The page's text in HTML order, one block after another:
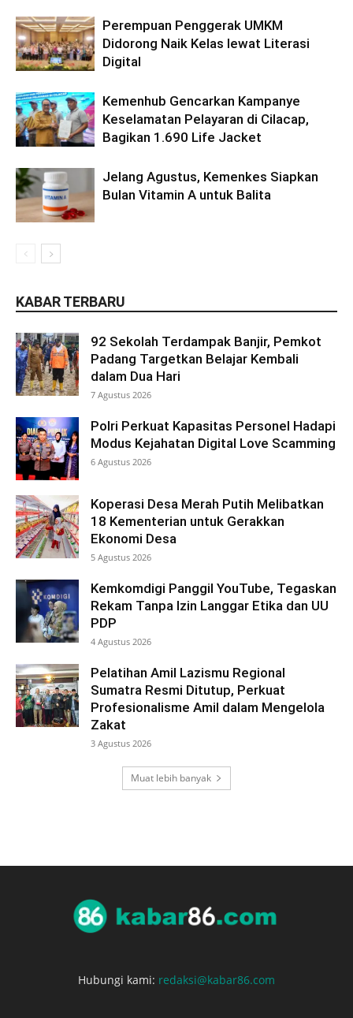
Perempuan Penggerak UMKM
Didorong Naik Kelas lewat Literasi
Digital
Kemenhub Gencarkan Kampanye
Keselamatan Pelayaran di Cilacap,
Bagikan 1.690 Life Jacket
Jelang Agustus, Kemenkes Siapkan
Bulan Vitamin A untuk Balita
KABAR TERBARU
92 Sekolah Terdampak Banjir, Pemkot
Padang Targetkan Belajar Kembali
dalam Dua Hari
7 Agustus 2026
Polri Perkuat Kapasitas Personel Hadapi
Modus Kejahatan Digital Love Scamming
6 Agustus 2026
Koperasi Desa Merah Putih Melibatkan
18 Kementerian untuk Gerakkan
Ekonomi Desa
5 Agustus 2026
Kemkomdigi Panggil YouTube, Tegaskan
Rekam Tanpa Izin Langgar Etika dan UU
PDP
4 Agustus 2026
Pelatihan Amil Lazismu Regional
Sumatra Resmi Ditutup, Perkuat
Profesionalisme Amil dalam Mengelola
Zakat
3 Agustus 2026
Muat lebih banyak
Hubungi kami: redaksi@kabar86.com